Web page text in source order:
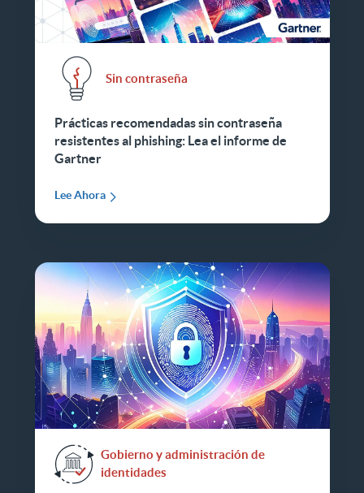
Sin contraseña
Prácticas recomendadas sin contraseña
resistentes al phishing: Lea el informe de
Gartner
Lee Ahora
Gobierno y administración de
identidades